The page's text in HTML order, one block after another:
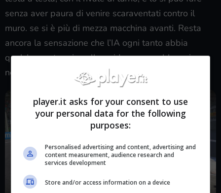
senza aver paura di venire scaraventati contro il
muro. se si è più di mezza macchina avanti. Resta
ancora la sensazione che l’IA ogni tanto abbia
qualche vantaggio sulla guida, ma sarebbe sciocco
non mettere in luce i passi avanti.
player.it asks for your consent to use
your personal data for the following
purposes:
Personalised advertising and content, advertising and
content measurement, audience research and
services development
Store and/or access information on a device